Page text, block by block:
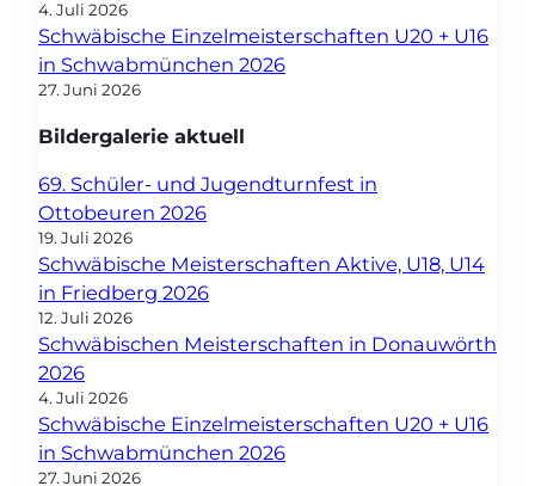
4. Juli 2026
Schwäbische Einzelmeisterschaften U20 + U16
in Schwabmünchen 2026
27. Juni 2026
Bildergalerie aktuell
69. Schüler- und Jugendturnfest in
Ottobeuren 2026
19. Juli 2026
Schwäbische Meisterschaften Aktive, U18, U14
in Friedberg 2026
12. Juli 2026
Schwäbischen Meisterschaften in Donauwörth
2026
4. Juli 2026
Schwäbische Einzelmeisterschaften U20 + U16
in Schwabmünchen 2026
27. Juni 2026